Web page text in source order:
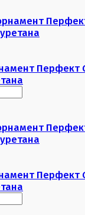
Перфект
Перфект